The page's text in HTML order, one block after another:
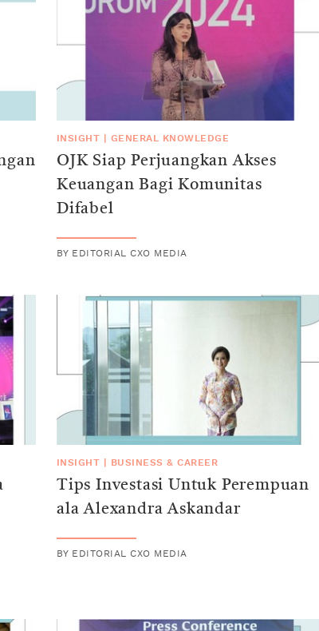
INSIGHT GENERAL KNOWLEDGE
OJK Siap Perjuangkan Akses
Keuangan Bagi Komunitas
Difabel
BY EDITORIAL CXO MEDIA
INSIGHT BUSINESS & CAREER
Tips Investasi Untuk Perempuan
ala Alexandra Askandar
BY EDITORIAL CXO MEDIA